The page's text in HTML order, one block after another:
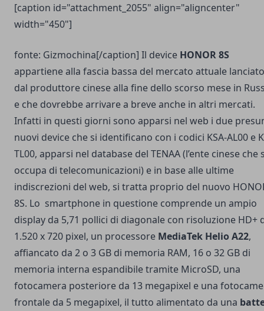
[caption id="attachment_2055" align="aligncenter"
width="450"]
fonte: Gizmochina[/caption] Il device HONOR 8S
appartiene alla fascia bassa del mercato attuale lanciato
dal produttore cinese alla fine dello scorso mese in
e che dovrebbe arrivare a breve anche in altri mercati.
Infatti in questi giorni sono apparsi nel web i due
nuovi device che si identificano con i codici KSA-AL00 e
TL00, apparsi nel database del TENAA (l’ente cinese che
occupa di telecomunicazioni) e in base alle ultime
indiscrezioni del web, si tratta proprio del nuovo
8S. Lo smartphone in questione comprende un ampio
display da 5,71 pollici di diagonale con risoluzione HD+
1.520 x 720 pixel, un processore MediaTek Helio A22,
affiancato da 2 o 3 GB di memoria RAM, 16 o 32 GB di
memoria interna espandibile tramite MicroSD, una
fotocamera posteriore da 13 megapixel e una
frontale da 5 megapixel, il tutto alimentato da una